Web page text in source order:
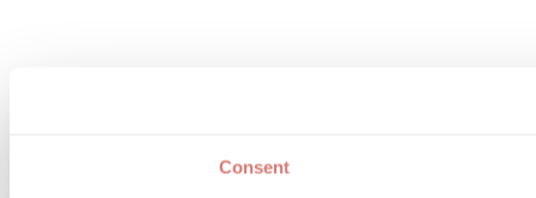
Consent